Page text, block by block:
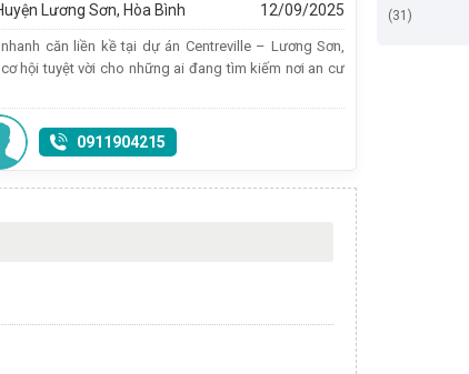
Lương Sơn, Hòa Bình 12/09/2025
căn liền kề tại dự án Centreville – Lương Sơn,
hội tuyệt vời cho những ai đang tìm kiếm nơi an cư
0911904215
(31)